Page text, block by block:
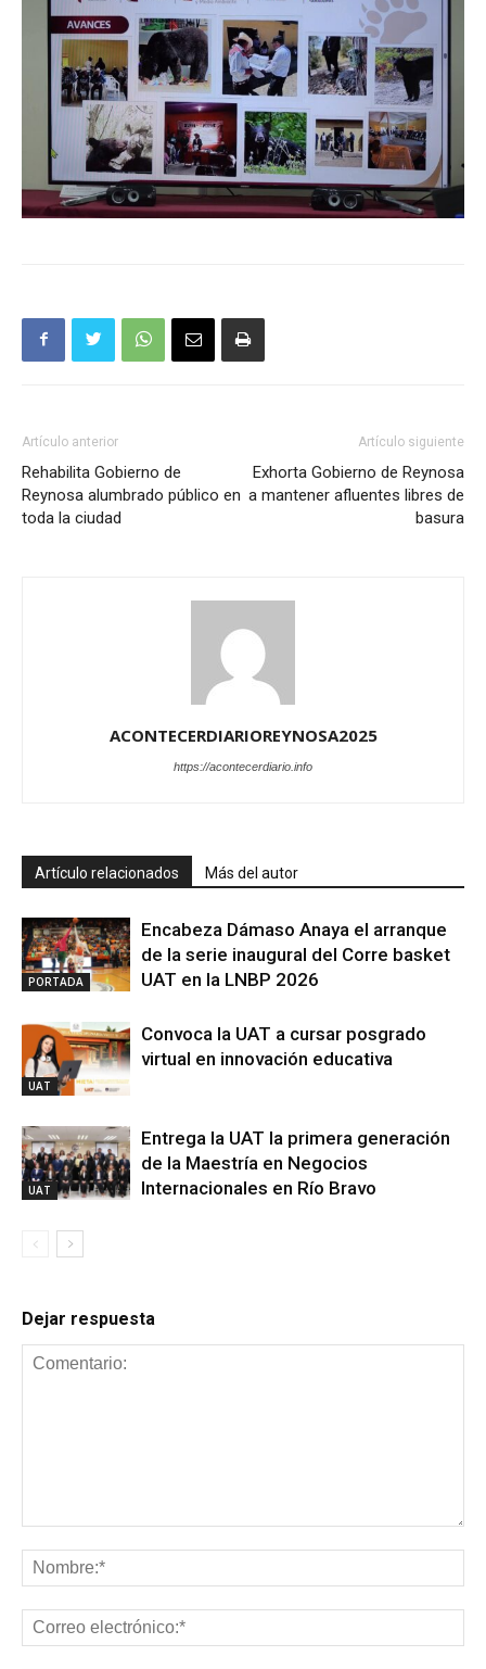
Artículo anterior
Rehabilita Gobierno de
Reynosa alumbrado público en
toda la ciudad
Artículo siguiente
Exhorta Gobierno de Reynosa
a mantener afluentes libres de
basura
ACONTECERDIARIOREYNOSA2025
https://acontecerdiario.info
Artículo relacionados Más del autor
PORTADA
Encabeza Dámaso Anaya el arranque
de la serie inaugural del Corre basket
UAT en la LNBP 2026
UAT
Convoca la UAT a cursar posgrado
virtual en innovación educativa
UAT
Entrega la UAT la primera generación
de la Maestría en Negocios
Internacionales en Río Bravo
Dejar respuesta